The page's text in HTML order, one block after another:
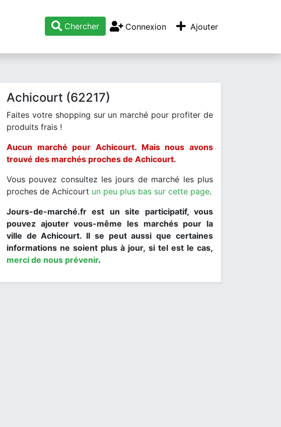
Chercher Connexion Ajouter
Achicourt (62217)
Faites votre shopping sur un marché pour profiter de
produits frais !
Aucun marché pour Achicourt. Mais nous avons
trouvé des marchés proches de Achicourt.
Vous pouvez consultez les jours de marché les plus
proches de Achicourt un peu plus bas sur cette page.
Jours-de-marché.fr est un site participatif, vous
pouvez ajouter vous-même les marchés pour la
ville de Achicourt. Il se peut aussi que certaines
informations ne soient plus à jour, si tel est le cas,
merci de nous prévenir.